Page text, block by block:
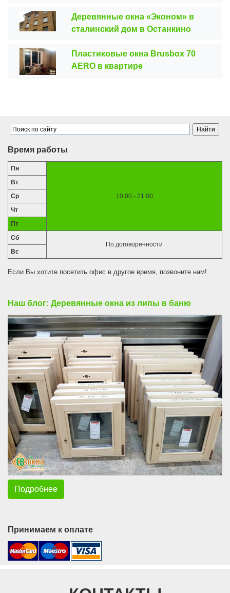
Деревянные окна «Эконом» в
сталинский дом в Останкино
Пластиковые окна Brusbox 70
AERO в квартире
Время работы
Пн
10:00 - 21:00
Вт
Ср
Чт
Пт
Сб
По договоренности
Вс
Если Вы хотите посетить офис в другое время, позвоните нам!
Наш блог: Деревянные окна из липы в баню
Подробнее
Принимаем к оплате